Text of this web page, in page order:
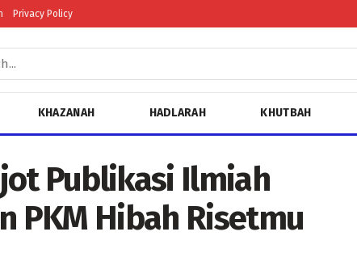
Privacy Policy
KHAZANAH HADLARAH KHUTBAH
Publikasi Ilmiah
PKM Hibah Risetmu